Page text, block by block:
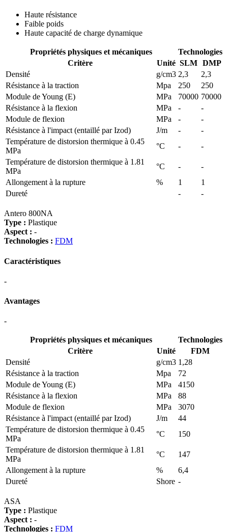
Haute résistance
Faible poids
Haute capacité de charge dynamique
Propriétés physiques et mécaniques
Technologies
Critère
Unité SLM DMP
Densité
g/cm3 2,3
2,3
Résistance à la traction
Mpa 250
250
Module de Young (E)
MPa 70000 70000
Résistance à la flexion
MPa -
-
Module de flexion
MPa -
-
Résistance à l'impact (entaillé par Izod)
J/m -
-
Température de distorsion thermique à 0.45
MPa
°C -
-
Température de distorsion thermique à 1.81
MPa
°C -
-
Allongement à la rupture
% 1
1
Dureté
- -
Antero 800NA
Type : Plastique
Aspect : -
Technologies : FDM
Caractéristiques
-
Avantages
-
Propriétés physiques et mécaniques
Technologies
Critère
Unité
FDM
Densité
g/cm3 1,28
Résistance à la traction
Mpa
72
Module de Young (E)
MPa
4150
Résistance à la flexion
MPa
88
Module de flexion
MPa
3070
Résistance à l'impact (entaillé par Izod)
J/m
44
Température de distorsion thermique à 0.45
MPa
°C
150
Température de distorsion thermique à 1.81
MPa
°C
147
Allongement à la rupture
%
6,4
Dureté
Shore -
ASA
Type : Plastique
Aspect : -
Technologies : FDM